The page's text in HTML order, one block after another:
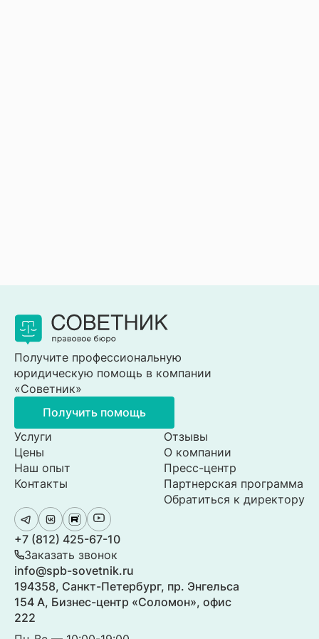
Получите профессиональную
юридическую помощь в компании
«Советник»
Получить помощь
Услуги
Цены
Наш опыт
Контакты
Отзывы
О компании
Пресс-центр
Партнерская программа
Обратиться к директору
+7 (812) 425-67-10
Заказать звонок
info@spb-sovetnik.ru
194358, Санкт-Петербург, пр. Энгельса
154 А, Бизнес-центр «Соломон», офис
222